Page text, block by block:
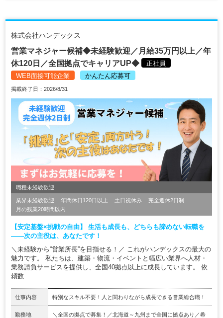
株式会社ハンデックス
営業マネジャー候補◆未経験歓迎／月給35万円以上／年
休120日／全国拠点でキャリアUP◆
正社員
WEB面接可能企業
かんたん応募可
掲載終了日：2026/8/31
職種未経験歓迎
業界未経験歓迎 年間休日120日以上 土日祝休み
完全週休2日制
月の残業20時間以内
【安定基盤×挑戦の自由】 生活も成長も、どちらも諦めない転職を
——次の主役は、あなたです！
＼未経験から“営業所長”を目指せる！／ これがハンデックスの最大の
魅力です。 私たちは、建築・物流・イベントと幅広い業界へ人材・
業務請負サービスを提供し、全国40拠点以上に成長しています。 依
頼数...
仕事内容 特別なスキル不要！人と関わりながら成長できる営業総合職！
勤務地
＼全国の拠点で募集！／北海道～九州まで全国に拠点あり／希